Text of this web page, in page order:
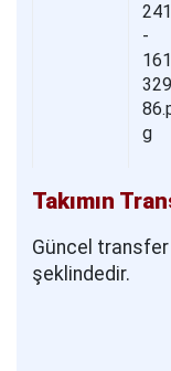
Takımın
Güncel
şeklindedir.